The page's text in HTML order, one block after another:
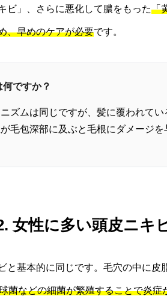
ビ」、さらに悪化して膿をもった「
、早めのケアが必要です。
ですか？
ズムは同じですが、髪に覆われて
毛包深部に及ぶと毛根にダメージ
女性に多い頭皮ニキ
と基本的に同じです。毛穴の中に皮
菌などの細菌が繁殖することで炎症